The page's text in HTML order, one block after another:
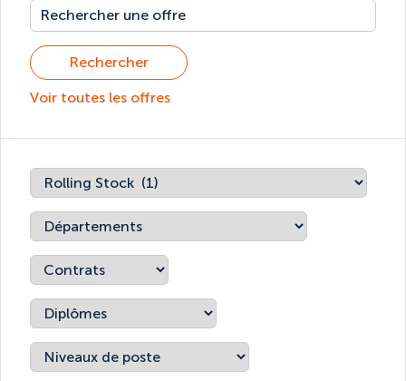
Rechercher
Voir toutes les offres